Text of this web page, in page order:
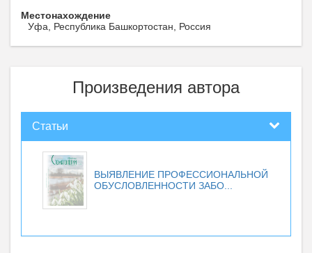
Местонахождение
Уфа, Республика Башкортостан, Россия
Произведения автора
Статьи
ВЫЯВЛЕНИЕ ПРОФЕССИОНАЛЬНОЙ
ОБУСЛОВЛЕННОСТИ ЗАБО...